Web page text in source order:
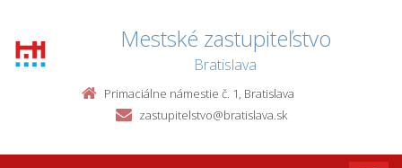
Mestské zastupiteľstvo
Bratislava
Primaciálne námestie č. 1, Bratislava
zastupitelstvo@bratislava.sk